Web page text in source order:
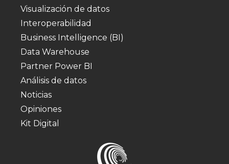
Visualización de datos
Interoperabilidad
Business Intelligence (BI)
Data Warehouse
Partner Power BI
Análisis de datos
Noticias
Opiniones
Kit Digital